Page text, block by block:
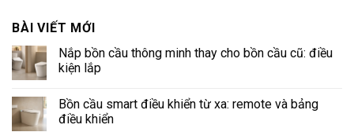
BÀI VIẾT MỚI
Nắp bồn cầu thông minh thay cho bồn cầu cũ: điều
kiện lắp
bình
luận
ở
Bồn cầu smart điều khiển từ xa: remote và bảng
điều khiển